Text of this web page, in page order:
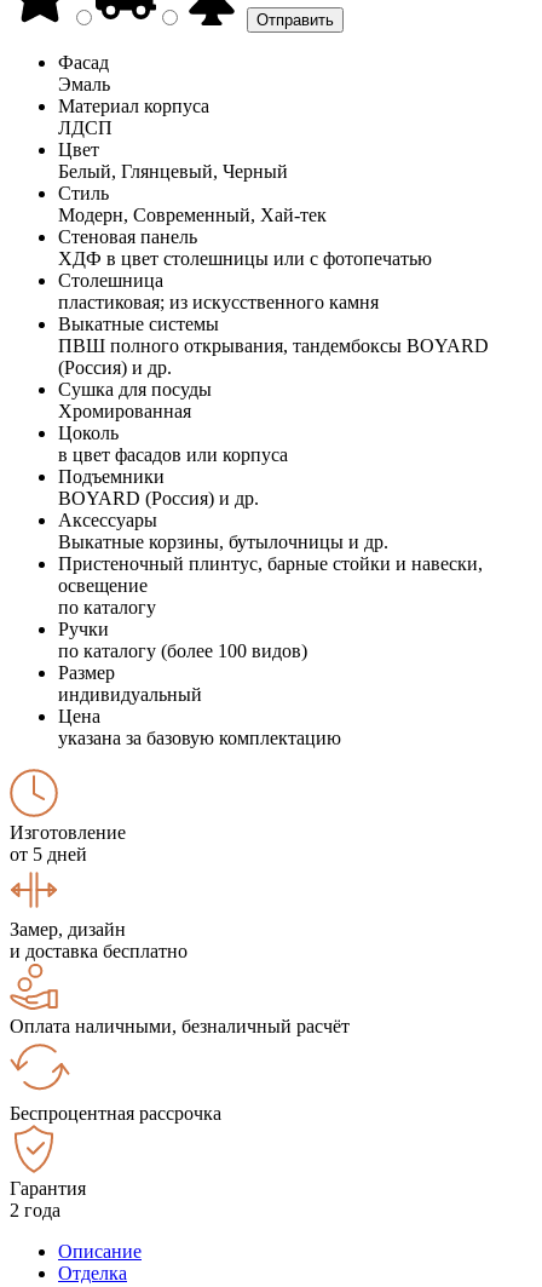
Фасад
Эмаль
Материал корпуса
ЛДСП
Цвет
Белый, Глянцевый, Черный
Стиль
Модерн, Современный, Хай-тек
Стеновая панель
ХДФ в цвет столешницы или с фотопечатью
Столешница
пластиковая; из искусственного камня
Выкатные системы
ПВШ полного открывания, тандембоксы BOYARD
(Россия) и др.
Сушка для посуды
Хромированная
Цоколь
в цвет фасадов или корпуса
Подъемники
BOYARD (Россия) и др.
Аксессуары
Выкатные корзины, бутылочницы и др.
Пристеночный плинтус, барные стойки и навески,
освещение
по каталогу
Ручки
по каталогу (более 100 видов)
Размер
индивидуальный
Цена
указана за базовую комплектацию
Изготовление
от 5 дней
Замер, дизайн
и доставка бесплатно
Оплата наличными, безналичный расчёт
Беспроцентная рассрочка
Гарантия
2 года
Описание
Отделка